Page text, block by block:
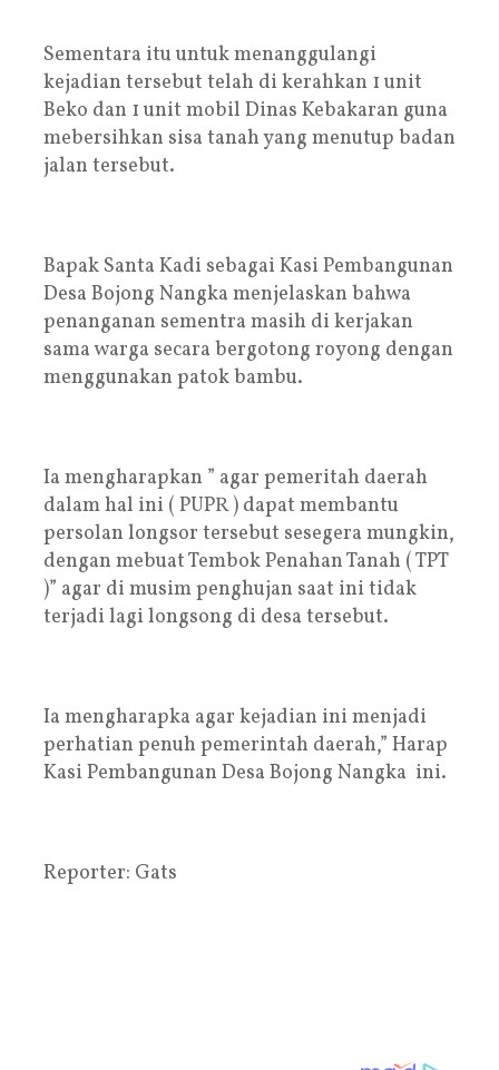
Sementara itu untuk menanggulangi
kejadian tersebut telah di kerahkan 1 unit
Beko dan 1 unit mobil Dinas Kebakaran guna
mebersihkan sisa tanah yang menutup badan
jalan tersebut.
Bapak Santa Kadi sebagai Kasi Pembangunan
Desa Bojong Nangka menjelaskan bahwa
penanganan sementra masih di kerjakan
sama warga secara bergotong royong dengan
menggunakan patok bambu.
Ia mengharapkan ” agar pemeritah daerah
dalam hal ini ( PUPR ) dapat membantu
persolan longsor tersebut sesegera mungkin,
dengan mebuat Tembok Penahan Tanah ( TPT
)” agar di musim penghujan saat ini tidak
terjadi lagi longsong di desa tersebut.
Ia mengharapka agar kejadian ini menjadi
perhatian penuh pemerintah daerah,” Harap
Kasi Pembangunan Desa Bojong Nangka ini.
Reporter: Gats